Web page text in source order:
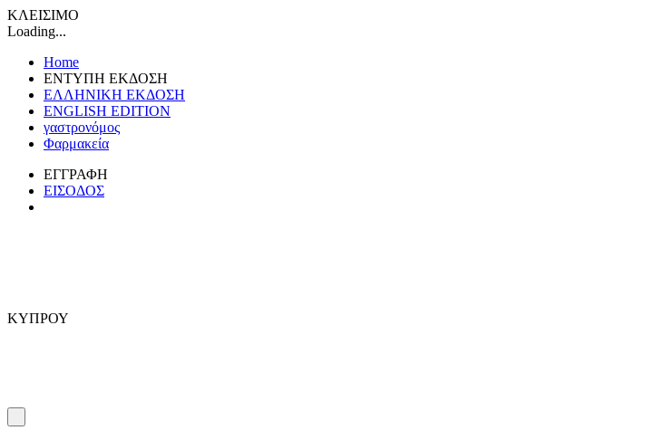
ΚΛΕΙΣΙΜΟ
Loading...
Home
ΕΝΤΥΠΗ ΕΚΔΟΣΗ
ΕΛΛΗΝΙΚΗ ΕΚΔΟΣΗ
ENGLISH EDITION
γαστρονόμος
Φαρμακεία
ΕΓΓΡΑΦΗ
ΕΙΣΟΔΟΣ
ΚΥΠΡΟΥ